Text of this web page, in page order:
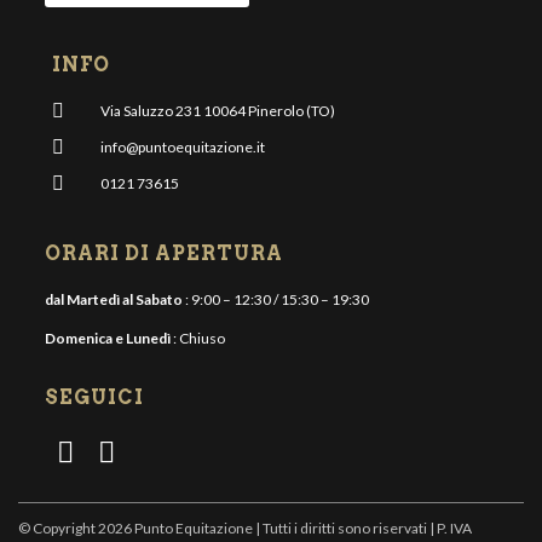
INFO
Via Saluzzo 231 10064 Pinerolo (TO)
info@puntoequitazione.it
0121 73615
ORARI DI APERTURA
dal Martedì al Sabato : 9:00 – 12:30 / 15:30 – 19:30
Domenica e Lunedì: Chiuso
SEGUICI
© Copyright 2026 Punto Equitazione | Tutti i diritti sono riservati | P. IVA